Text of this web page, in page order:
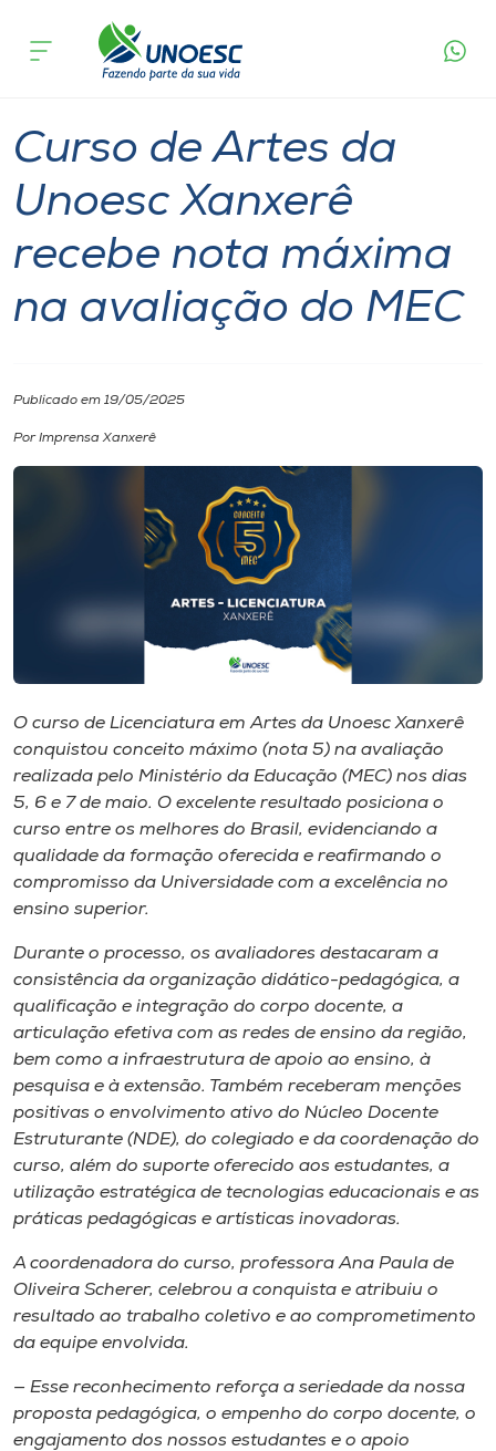
Cursos
Pesquisa
Atendimento ao Estudante
Portal de Ensino
Diplomados
Cultura
CPA
Biblioteca
Editora
Museu
Unoesc
Store
Selecione
o idioma
A+
A-
acontece
Curso de Artes da
Unoesc Xanxerê
recebe nota máxima
na avaliação do MEC
Publicado em 19/05/2025
Por Imprensa Xanxerê
O curso de Licenciatura em Artes da Unoesc Xanxerê
conquistou conceito máximo (nota 5) na avaliação
realizada pelo Ministério da Educação (MEC) nos dias
5, 6 e 7 de maio. O excelente resultado posiciona o
curso entre os melhores do Brasil, evidenciando a
qualidade da formação oferecida e reafirmando o
compromisso da Universidade com a excelência no
ensino superior.
Durante o processo, os avaliadores destacaram a
consistência da organização didático-pedagógica, a
qualificação e integração do corpo docente, a
articulação efetiva com as redes de ensino da região,
bem como a infraestrutura de apoio ao ensino, à
pesquisa e à extensão. Também receberam menções
positivas o envolvimento ativo do Núcleo Docente
Estruturante (NDE), do colegiado e da coordenação do
curso, além do suporte oferecido aos estudantes, a
utilização estratégica de tecnologias educacionais e as
práticas pedagógicas e artísticas inovadoras.
A coordenadora do curso, professora Ana Paula de
Oliveira Scherer, celebrou a conquista e atribuiu o
resultado ao trabalho coletivo e ao comprometimento
da equipe envolvida.
— Esse reconhecimento reforça a seriedade da nossa
proposta pedagógica, o empenho do corpo docente, o
engajamento dos nossos estudantes e o apoio